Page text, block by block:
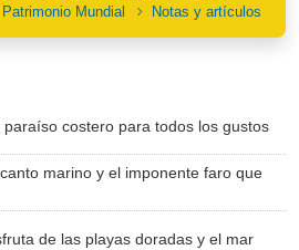
Patrimonio Mundial Notas y artículos
paraíso costero para todos los gustos
marino y el imponente faro que
de las playas doradas y el mar